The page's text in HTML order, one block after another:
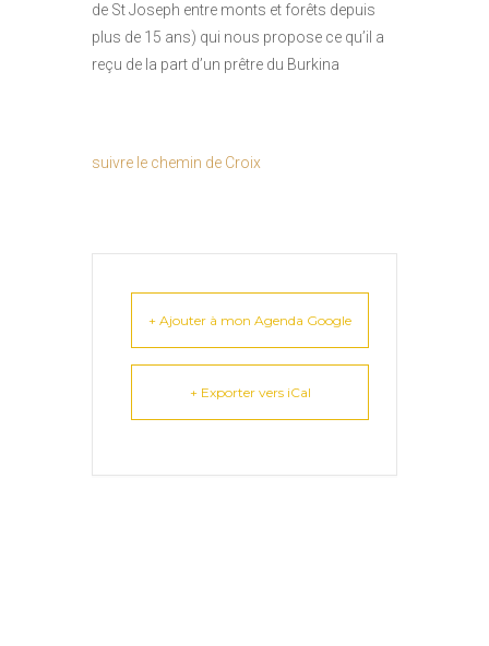
de St Joseph entre monts et forêts depuis
plus de 15 ans) qui nous propose ce qu’il a
reçu de la part d’un prêtre du Burkina
suivre le chemin de Croix
+ Ajouter à mon Agenda Google
+ Exporter vers iCal